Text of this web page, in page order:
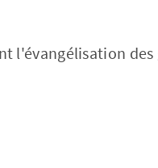
l'évangélisation